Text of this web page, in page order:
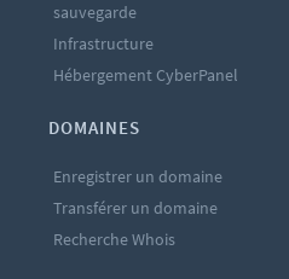
sauvegarde
Infrastructure
Hébergement CyberPanel
DOMAINES
Enregistrer un domaine
Transférer un domaine
Recherche Whois